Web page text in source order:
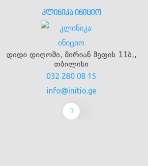
კლინიკა ინიციო
დიდი დიღომი, მირიან მეფის 11ბ,,
თბილისი
032 280 08 15
info@initio.ge